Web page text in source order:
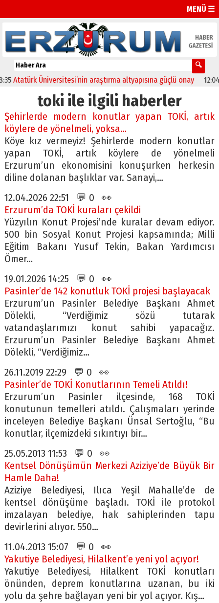
MENÜ ☰
Atatürk Üniversitesi’nin araştırma altyapısına güçlü onay 12:04
toki ile ilgili haberler
Şehirlerde modern konutlar yapan TOKİ, artık
köylere de yönelmeli, yoksa…
Köye kız vermeyiz! Şehirlerde modern konutlar
yapan TOKİ, artık köylere de yönelmeli
Erzurum’un ekonomisini konuşurken herkesin
diline dolanan başlıklar var. Sanayi,…
12.04.2026 22:51 💬 0 👀
Erzurum’da TOKİ kuraları çekildi
Yüzyılın Konut Projesi’nde kuralar devam ediyor.
500 bin Sosyal Konut Projesi kapsamında; Milli
Eğitim Bakanı Yusuf Tekin, Bakan Yardımcısı
Ömer…
19.01.2026 14:25 💬 0 👀
Pasinler’de 142 konutluk TOKİ projesi başlayacak
Erzurum’un Pasinler Belediye Başkanı Ahmet
Dölekli, “Verdiğimiz sözü tutarak
vatandaşlarımızı konut sahibi yapacağız.
Erzurum’un Pasinler Belediye Başkanı Ahmet
Dölekli, “Verdiğimiz…
26.11.2019 22:29 💬 0 👀
Pasinler’de TOKİ Konutlarının Temeli Atıldı!
Erzurum’un Pasinler ilçesinde, 168 TOKİ
konutunun temelleri atıldı. Çalışmaları yerinde
inceleyen Belediye Başkanı Ünsal Sertoğlu, “Bu
konutlar, ilçemizdeki sıkıntıyı bir…
25.05.2013 11:53 💬 0 👀
Kentsel Dönüşümün Merkezi Aziziye’de Büyük Bir
Hamle Daha!
Aziziye Belediyesi, Ilıca Yeşil Mahalle’de de
kentsel dönüşüme başladı. TOKİ ile protokol
imzalayan belediye, hak sahiplerinden tapu
devirlerini alıyor. 550…
11.04.2013 15:07 💬 0 👀
Yakutiye Belediyesi, Hilalkent’e yeni yol açıyor!
Yakutiye Belediyesi, Hilalkent TOKİ konutları
önünden, deprem konutlarına uzanan, bu iki
yolu da şehre bağlayan yeni bir yol açıyor. Kış…